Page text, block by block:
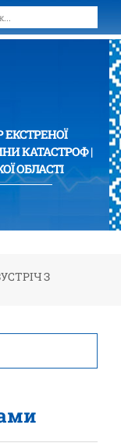
КАТАСТРОФ |
ОБЛАСТІ
З